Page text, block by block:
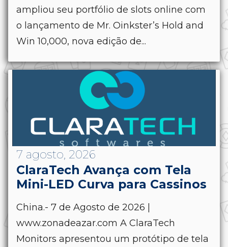
ampliou seu portfólio de slots online com
o lançamento de Mr. Oinkster’s Hold and
Win 10,000, nova edição de...
7 agosto, 2026
ClaraTech Avança com Tela
Mini-LED Curva para Cassinos
China.- 7 de Agosto de 2026 |
www.zonadeazar.com A ClaraTech
Monitors apresentou um protótipo de tela